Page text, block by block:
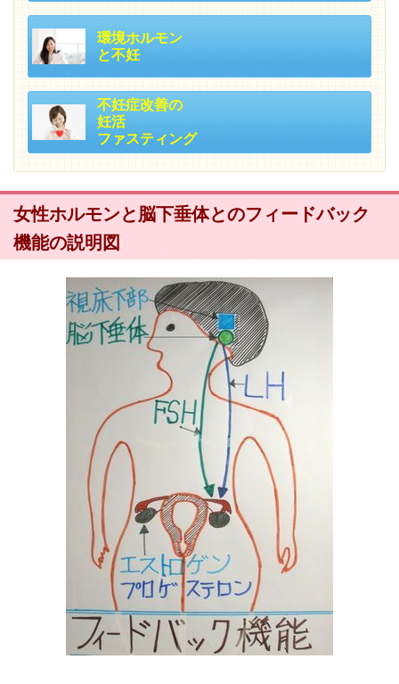
環境ホルモン
と不妊
不妊症改善の
妊活
ファスティング
女性ホルモンと脳下垂体とのフィードバック
機能の説明図